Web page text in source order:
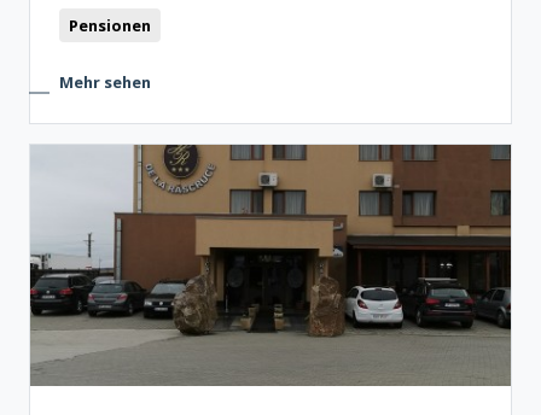
Pensionen
Mehr sehen